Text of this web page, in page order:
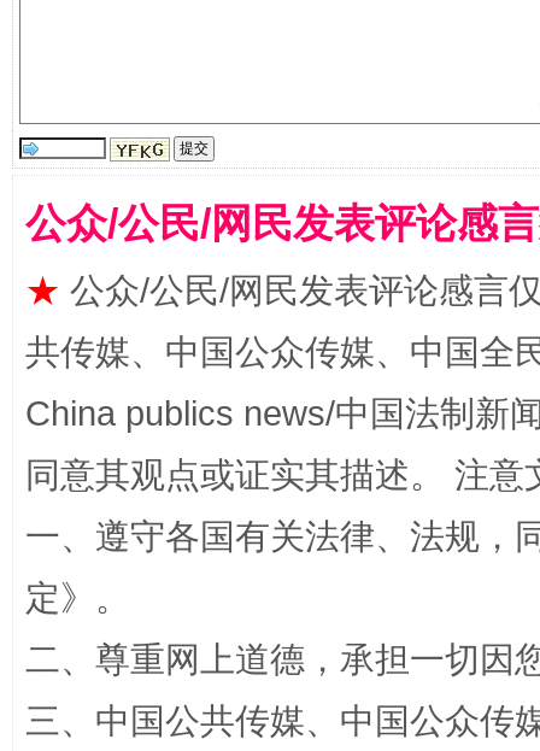
公众/公民/网民发表评论感
★ 公众/公民/网民发表评论感言
共传媒、中国公众传媒、中国全
China publics news/中国法制新
同意其观点或证实其描述。 注
一、遵守各国有关法律、法规，
定》。
二、尊重网上道德，承担一切因
三、中国公共传媒、中国公众传